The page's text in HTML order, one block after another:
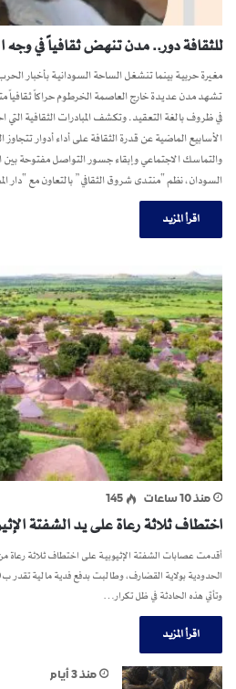
للثقافة دور.. مدن تنهض ثقافياً في وجه
مغيرة حربية بينما تنشغل الساحة السودانية بأخبار
تشهد مدن عديدة خارج العاصمة الخرطوم حراكاً ثقافياً
في ظروف بالغة التعقيد. وتكشف المبادرات الثقافية
الأسابيع الماضية عن قدرة الثقافة على أداء أدوار تتجاوز
والتماسك الاجتماعي وإبقاء جسور التواصل مفتوحة
السودان، نظم “منتدى شروق الثقافي” بالتعاون مع “دار
اقرأ المزيد
منذ 10 ساعات 145
اختطاف ثلاثة رعاة على يد الشفتة
أقدمت عصابات الشفتة الإثيوبية على اختطاف ثلاثة رعاة
وتأتي هذه الحادثة في ظل تكرار…
اقرأ المزيد
منذ 3 أيام